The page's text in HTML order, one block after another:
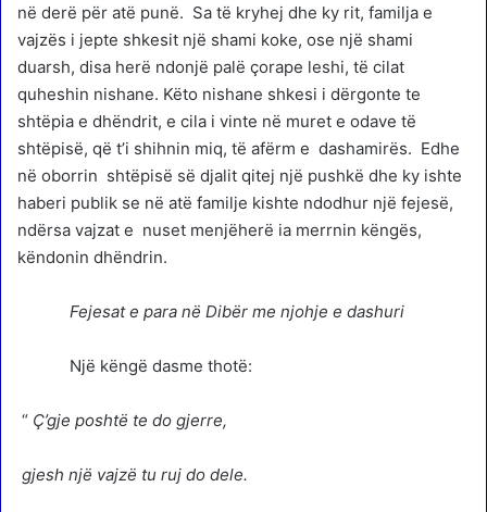
në derë për atë punë. Sa të kryhej dhe ky rit, familja e
vajzës i jepte shkesit një shami koke, ose një shami
duarsh, disa herë ndonjë palë çorape leshi, të cilat
quheshin nishane. Këto nishane shkesi i dërgonte te
shtëpia e dhëndrit, e cila i vinte në muret e odave të
shtëpisë, që t’i shihnin miq, të afërm e dashamirës. Edhe
në oborrin shtëpisë së djalit qitej një pushkë dhe ky ishte
haberi publik se në atë familje kishte ndodhur një fejesë,
ndërsa vajzat e nuset menjëherë ia merrnin këngës,
këndonin dhëndrin.
Fejesat e para në Dibër me njohje e dashuri
Një këngë dasme thotë:
“ Ç’gje poshtë te do gjerre,
gjesh një vajzë tu ruj do dele.